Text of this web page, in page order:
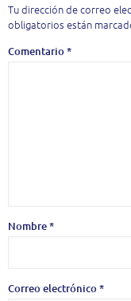
Tu dirección de correo
obligatorios están
Comentario*
Nombre*
Correo electrónico*